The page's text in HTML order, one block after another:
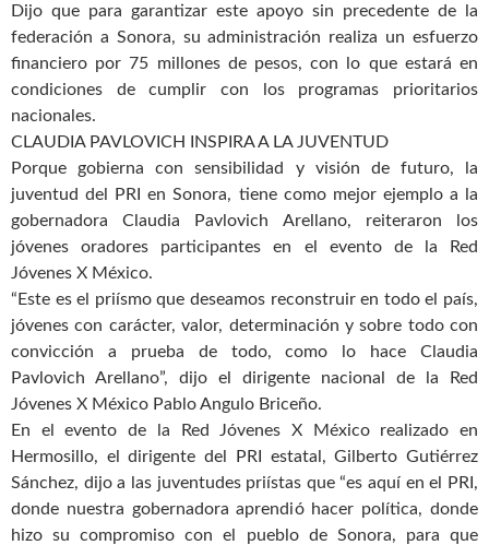
Dijo que para garantizar este apoyo sin precedente de la
federación a Sonora, su administración realiza un esfuerzo
financiero por 75 millones de pesos, con lo que estará en
condiciones de cumplir con los programas prioritarios
nacionales.
CLAUDIA PAVLOVICH INSPIRA A LA JUVENTUD
Porque gobierna con sensibilidad y visión de futuro, la
juventud del PRI en Sonora, tiene como mejor ejemplo a la
gobernadora Claudia Pavlovich Arellano, reiteraron los
jóvenes oradores participantes en el evento de la Red
Jóvenes X México.
“Este es el priísmo que deseamos reconstruir en todo el país,
jóvenes con carácter, valor, determinación y sobre todo con
convicción a prueba de todo, como lo hace Claudia
Pavlovich Arellano”, dijo el dirigente nacional de la Red
Jóvenes X México Pablo Angulo Briceño.
En el evento de la Red Jóvenes X México realizado en
Hermosillo, el dirigente del PRI estatal, Gilberto Gutiérrez
Sánchez, dijo a las juventudes priístas que “es aquí en el PRI,
donde nuestra gobernadora aprendió hacer política, donde
hizo su compromiso con el pueblo de Sonora, para que